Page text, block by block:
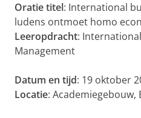
Oratie titel: International
ludens ontmoet homo
Leeropdracht:
Management
Datum en tijd: 19 oktober
Locatie: